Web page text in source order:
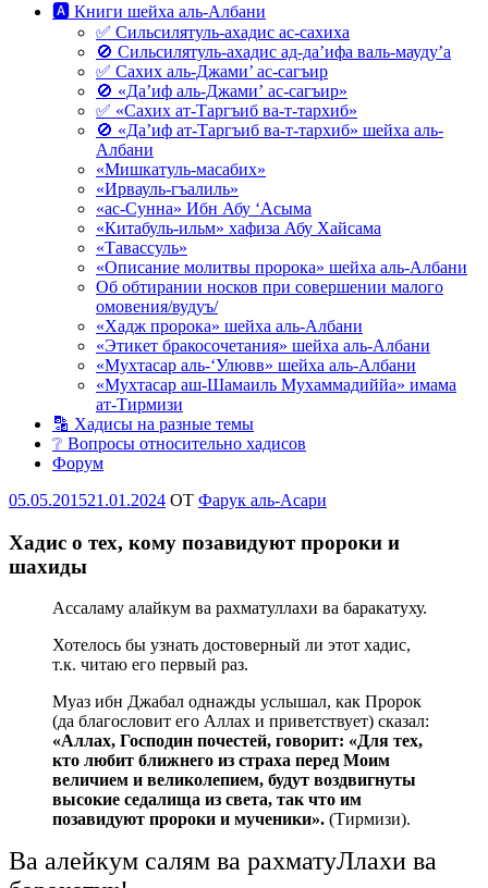
🅰 Книги шейха аль-Албани
✅ Сильсилятуль-ахадис ас-сахиха
🚫 Сильсилятуль-ахадис ад-да’ифа валь-мауду’а
✅ Сахих аль-Джами’ ас-сагъир
🚫 «Да’иф аль-Джами’ ас-сагъир»
✅ «Сахих ат-Таргъиб ва-т-тархиб»
🚫 «Да’иф ат-Таргъиб ва-т-тархиб» шейха аль-
Албани
«Мишкатуль-масабих»
«Ирвауль-гъалиль»
«ас-Сунна» Ибн Абу ‘Асыма
«Китабуль-ильм» хафиза Абу Хайсама
«Тавассуль»
«Описание молитвы пророка» шейха аль-Албани
Об обтирании носков при совершении малого
омовения/вудуъ/
«Хадж пророка» шейха аль-Албани
«Этикет бракосочетания» шейха аль-Албани
«Мухтасар аль-‘Улювв» шейха аль-Албани
«Мухтасар аш-Шамаиль Мухаммадиййа» имама
ат-Тирмизи
🔡 Хадисы на разные темы
❔ Вопросы относительно хадисов
Форум
Опубликовано
05.05.201521.01.2024 OT Фарук аль-Асари
Хадис о тех, кому позавидуют пророки и
шахиды
Ассаламу алайкум ва рахматуллахи ва баракатуху.
Хотелось бы узнать достоверный ли этот хадис,
т.к. читаю его первый раз.
Муаз ибн Джабал однажды услышал, как Пророк
(да благословит его Аллах и приветствует) сказал:
«Аллах, Господин почестей, говорит: «Для тех,
кто любит ближнего из страха перед Моим
величием и великолепием, будут воздвигнуты
высокие седалища из света, так что им
позавидуют пророки и мученики». (Тирмизи).
Ва алейкум салям ва рахматуЛлахи ва